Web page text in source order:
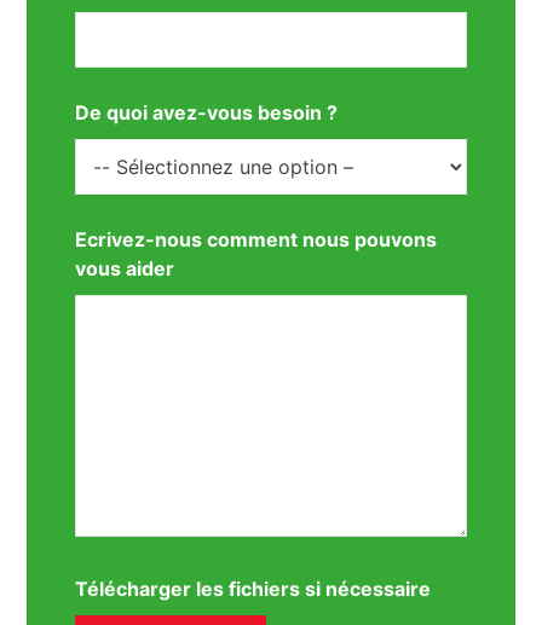
De quoi avez-vous besoin ?
Ecrivez-nous comment nous pouvons
vous aider
Télécharger les fichiers si nécessaire